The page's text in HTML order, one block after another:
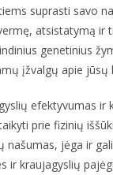
suprasti savo
atsistatymą ir
genetinius
įžvalgų apie jūsų
efektyvumas ir
prie fizinių
našumas, jėga ir
ir kraujagyslių